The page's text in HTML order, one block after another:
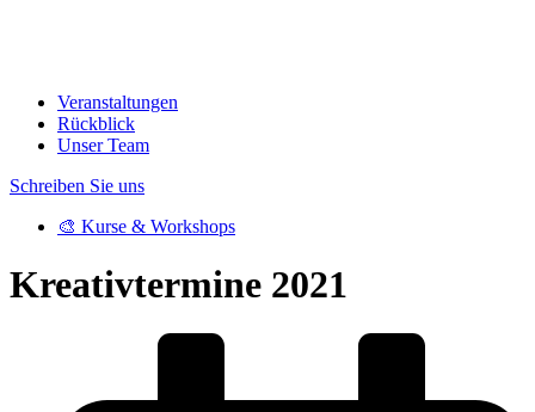
Veranstaltungen
Rückblick
Unser Team
Schreiben Sie uns
🎨 Kurse & Workshops
Kreativtermine 2021